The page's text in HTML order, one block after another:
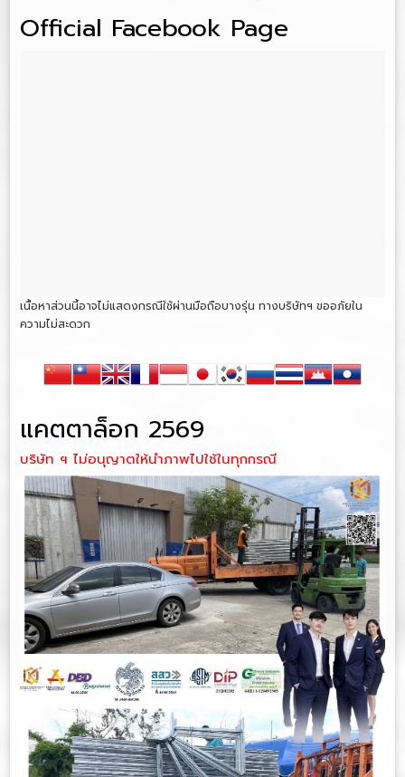
Official Facebook Page
เนื้อหาส่วนนี้อาจไม่แสดงกรณีใช้ผ่านมือถือบางรุ่น ทางบริษัทฯ ขออภัยใน
ความไม่สะดวก
แคตตาล็อก 2569
บริษัท ฯ ไม่อนุญาตให้นำภาพไปใช้ในทุกกรณี